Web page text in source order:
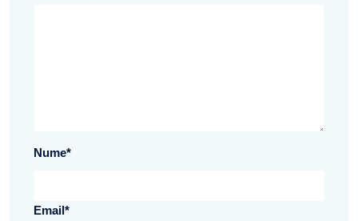
Nume*
Email *